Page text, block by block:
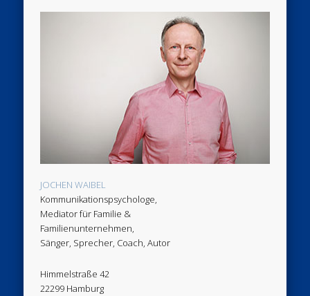
JOCHEN WAIBEL
Kommunikationspsychologe,
Mediator für Familie &
Familienunternehmen,
Sänger, Sprecher, Coach, Autor
Himmelstraße 42
22299 Hamburg